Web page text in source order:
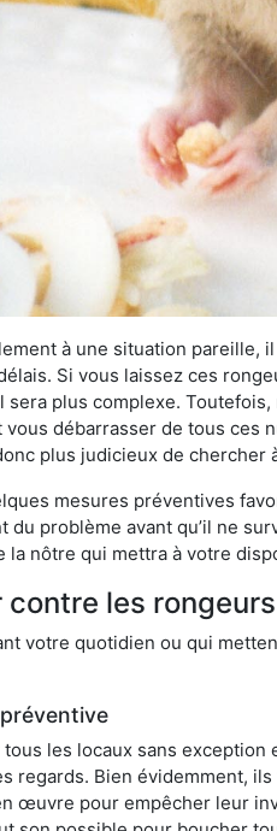
à une situation
Si vous laissez ces
sera plus complexe.
débarrasser de tous ces
plus judicieux de
mesures préventives
du problème avant qu’il ne
la nôtre qui mettra à votre
les
votre quotidien ou qui
les locaux sans
regards. Bien évidemment,
œuvre pour empêcher leur